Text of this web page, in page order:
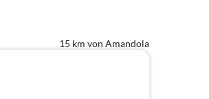
15 km von Amandola